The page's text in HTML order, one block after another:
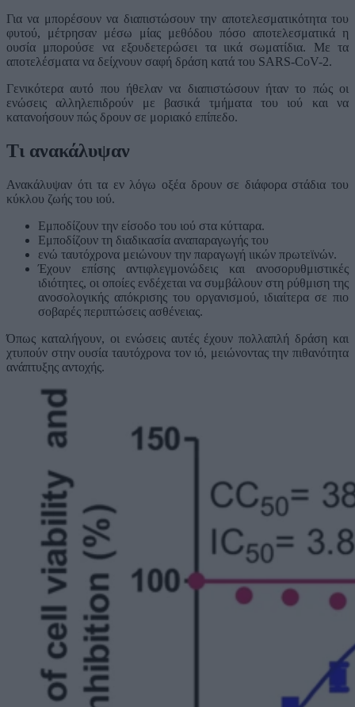
Για να μπορέσουν να διαπιστώσουν την αποτελεσματικότητα του
φυτού, μέτρησαν μέσω μίας μεθόδου πόσο αποτελεσματικά η
ουσία μπορούσε να εξουδετερώσει τα ιικά σωματίδια. Με τα
αποτελέσματα να δείχνουν σαφή δράση κατά του SARS-CoV-2.
Γενικότερα αυτό που ήθελαν να διαπιστώσουν ήταν το πώς οι
ενώσεις αλληλεπιδρούν με βασικά τμήματα του ιού και να
κατανοήσουν πώς δρουν σε μοριακό επίπεδο.
Τι ανακάλυψαν
Ανακάλυψαν ότι τα εν λόγω οξέα δρουν σε διάφορα στάδια του
κύκλου ζωής του ιού.
Εμποδίζουν την είσοδο του ιού στα κύτταρα.
Εμποδίζουν τη διαδικασία αναπαραγωγής του
ενώ ταυτόχρονα μειώνουν την παραγωγή ιικών πρωτεϊνών.
Έχουν επίσης αντιφλεγμονώδεις και ανοσορυθμιστικές
ιδιότητες, οι οποίες ενδέχεται να συμβάλουν στη ρύθμιση της
ανοσολογικής απόκρισης του οργανισμού, ιδιαίτερα σε πιο
σοβαρές περιπτώσεις ασθένειας.
Όπως καταλήγουν, οι ενώσεις αυτές έχουν πολλαπλή δράση και
χτυπούν στην ουσία ταυτόχρονα τον ιό, μειώνοντας την πιθανότητα
ανάπτυξης αντοχής.